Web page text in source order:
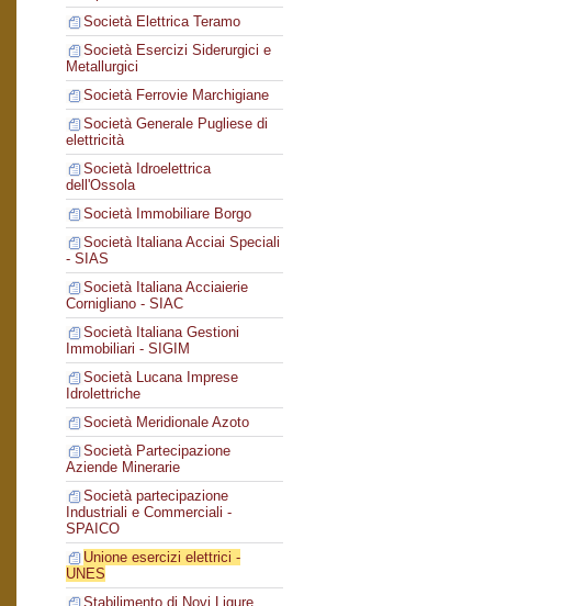
Società Elettrica Teramo
Società Esercizi Siderurgici e
Metallurgici
Società Ferrovie Marchigiane
Società Generale Pugliese di
elettricità
Società Idroelettrica
dell'Ossola
Società Immobiliare Borgo
Società Italiana Acciai Speciali
- SIAS
Società Italiana Acciaierie
Cornigliano - SIAC
Società Italiana Gestioni
Immobiliari - SIGIM
Società Lucana Imprese
Idrolettriche
Società Meridionale Azoto
Società Partecipazione
Aziende Minerarie
Società partecipazione
Industriali e Commerciali -
SPAICO
Unione esercizi elettrici -
UNES
Stabilimento di Novi Ligure